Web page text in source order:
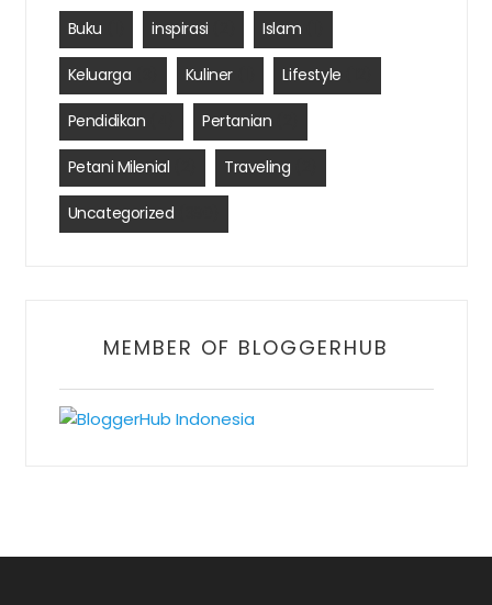
Buku inspirasi Islam
Keluarga Kuliner(1) Lifestyle
Pendidikan Pertanian
Petani Milenial Traveling
Uncategorized
MEMBER OF BLOGGERHUB